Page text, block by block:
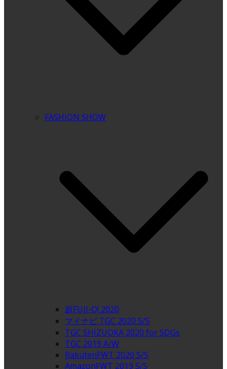
FASHION SHOW
超FUJI-Q! 2020
マイナビ TGC 2020 S/S
TGC SHIZUOKA 2020 for SDGs
TGC 2019 A/W
RakutenFWT 2020 S/S
AmazonFWT 2019 S/S